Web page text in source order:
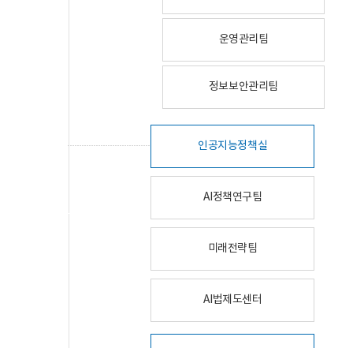
운영관리팀
정보보안관리팀
인공지능정책실
AI정책연구팀
미래전략팀
AI법제도센터